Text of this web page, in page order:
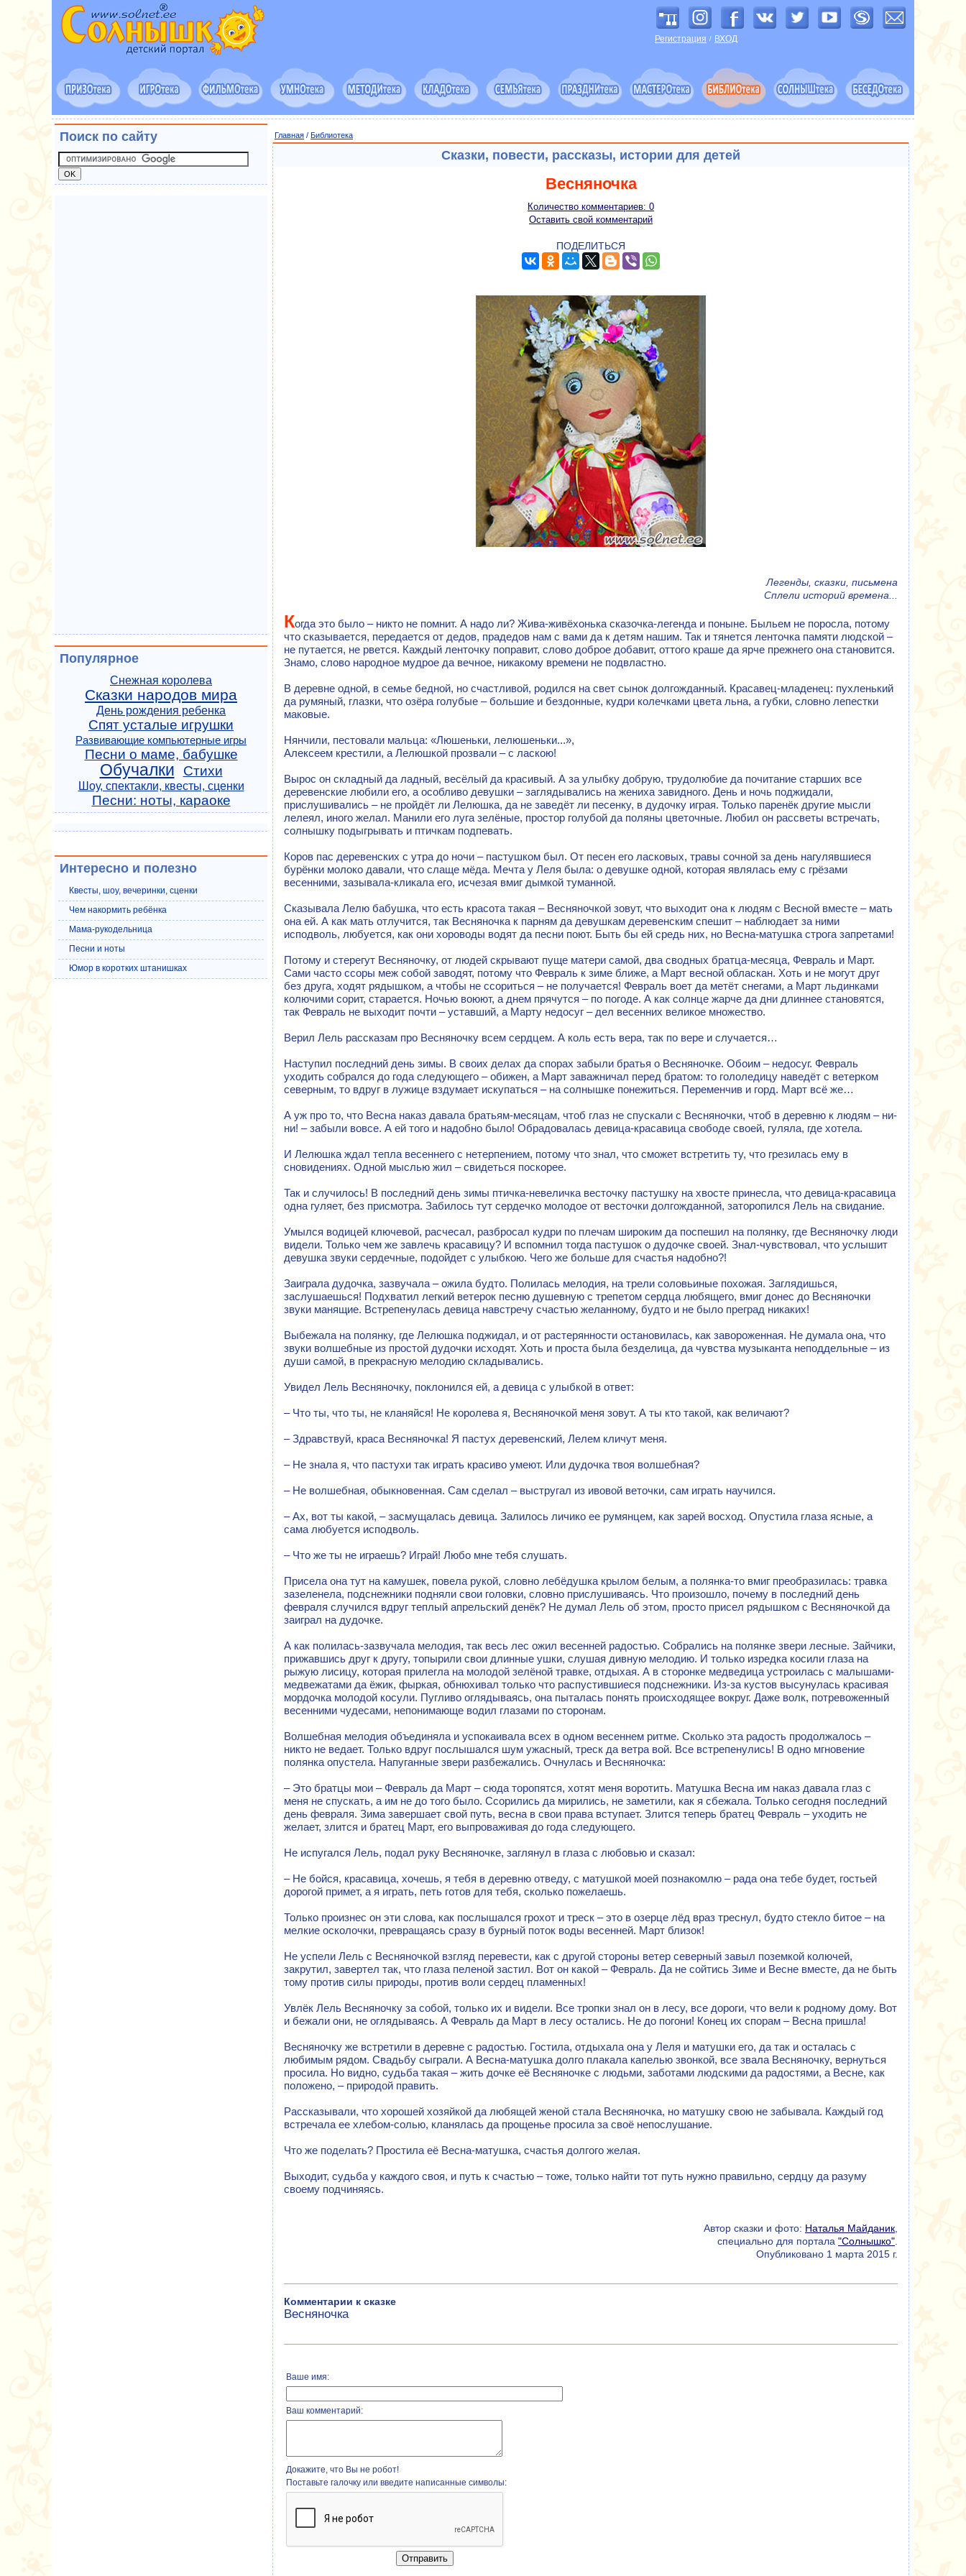
Регистрация / ВХОД
Главная / Библиотека
Сказки, повести, рассказы, истории для детей
Весняночка
Количество комментариев: 0
Оставить свой комментарий
ПОДЕЛИТЬСЯ
Легенды, сказки, письмена
Сплели историй времена...
Когда это было – никто не помнит. А надо ли? Жива-живёхонька сказочка-легенда и поныне. Быльем не поросла, потому
что сказывается, передается от дедов, прадедов нам с вами да к детям нашим. Так и тянется ленточка памяти людской –
не путается, не рвется. Каждый ленточку поправит, слово доброе добавит, оттого краше да ярче прежнего она становится.
Знамо, слово народное мудрое да вечное, никакому времени не подвластно.
В деревне одной, в семье бедной, но счастливой, родился на свет сынок долгожданный. Красавец-младенец: пухленький
да румяный, глазки, что озёра голубые – большие и бездонные, кудри колечками цвета льна, а губки, словно лепестки
маковые.
Нянчили, пестовали мальца: «Люшеньки, лелюшеньки...»,
Алексеем крестили, а Лелюшкой прозвали – с ласкою!
Вырос он складный да ладный, весёлый да красивый. А за улыбку добрую, трудолюбие да почитание старших все
деревенские любили его, а особливо девушки – заглядывались на жениха завидного. День и ночь поджидали,
прислушивались – не пройдёт ли Лелюшка, да не заведёт ли песенку, в дудочку играя. Только паренёк другие мысли
лелеял, иного желал. Манили его луга зелёные, простор голубой да поляны цветочные. Любил он рассветы встречать,
солнышку подыгрывать и птичкам подпевать.
Коров пас деревенских с утра до ночи – пастушком был. От песен его ласковых, травы сочной за день нагулявшиеся
бурёнки молоко давали, что слаще мёда. Мечта у Леля была: о девушке одной, которая являлась ему с грёзами
весенними, зазывала-кликала его, исчезая вмиг дымкой туманной.
Сказывала Лелю бабушка, что есть красота такая – Весняночкой зовут, что выходит она к людям с Весной вместе – мать
она ей. А как мать отлучится, так Весняночка к парням да девушкам деревенским спешит – наблюдает за ними
исподволь, любуется, как они хороводы водят да песни поют. Быть бы ей средь них, но Весна-матушка строга запретами!
Потому и стерегут Весняночку, от людей скрывают пуще матери самой, два сводных братца-месяца, Февраль и Март.
Сами часто ссоры меж собой заводят, потому что Февраль к зиме ближе, а Март весной обласкан. Хоть и не могут друг
без друга, ходят рядышком, а чтобы не ссориться – не получается! Февраль воет да метёт снегами, а Март льдинками
колючими сорит, старается. Ночью воюют, а днем прячутся – по погоде. А как солнце жарче да дни длиннее становятся,
так Февраль не выходит почти – уставший, а Марту недосуг – дел весенних великое множество.
Верил Лель рассказам про Весняночку всем сердцем. А коль есть вера, так по вере и случается…
Наступил последний день зимы. В своих делах да спорах забыли братья о Весняночке. Обоим – недосуг. Февраль
уходить собрался до года следующего – обижен, а Март заважничал перед братом: то гололедицу наведёт с ветерком
северным, то вдруг в лужице вздумает искупаться – на солнышке понежиться. Переменчив и горд. Март всё же…
А уж про то, что Весна наказ давала братьям-месяцам, чтоб глаз не спускали с Весняночки, чтоб в деревню к людям – ни-
ни! – забыли вовсе. А ей того и надобно было! Обрадовалась девица-красавица свободе своей, гуляла, где хотела.
И Лелюшка ждал тепла весеннего с нетерпением, потому что знал, что сможет встретить ту, что грезилась ему в
сновидениях. Одной мыслью жил – свидеться поскорее.
Так и случилось! В последний день зимы птичка-невеличка весточку пастушку на хвосте принесла, что девица-красавица
одна гуляет, без присмотра. Забилось тут сердечко молодое от весточки долгожданной, заторопился Лель на свидание.
Умылся водицей ключевой, расчесал, разбросал кудри по плечам широким да поспешил на полянку, где Весняночку люди
видели. Только чем же завлечь красавицу? И вспомнил тогда пастушок о дудочке своей. Знал-чувствовал, что услышит
девушка звуки сердечные, подойдет с улыбкою. Чего же больше для счастья надобно?!
Заиграла дудочка, зазвучала – ожила будто. Полилась мелодия, на трели соловьиные похожая. Заглядишься,
заслушаешься! Подхватил легкий ветерок песню душевную с трепетом сердца любящего, вмиг донес до Весняночки
звуки манящие. Встрепенулась девица навстречу счастью желанному, будто и не было преград никаких!
Выбежала на полянку, где Лелюшка поджидал, и от растерянности остановилась, как завороженная. Не думала она, что
звуки волшебные из простой дудочки исходят. Хоть и проста была безделица, да чувства музыканта неподдельные – из
души самой, в прекрасную мелодию складывались.
Увидел Лель Весняночку, поклонился ей, а девица с улыбкой в ответ:
– Что ты, что ты, не кланяйся! Не королева я, Весняночкой меня зовут. А ты кто такой, как величают?
– Здравствуй, краса Весняночка! Я пастух деревенский, Лелем кличут меня.
– Не знала я, что пастухи так играть красиво умеют. Или дудочка твоя волшебная?
– Не волшебная, обыкновенная. Сам сделал – выстругал из ивовой веточки, сам играть научился.
– Ах, вот ты какой, – засмущалась девица. Залилось личико ее румянцем, как зарей восход. Опустила глаза ясные, а
сама любуется исподволь.
– Что же ты не играешь? Играй! Любо мне тебя слушать.
Присела она тут на камушек, повела рукой, словно лебёдушка крылом белым, а полянка-то вмиг преобразилась: травка
зазеленела, подснежники подняли свои головки, словно прислушиваясь. Что произошло, почему в последний день
февраля случился вдруг теплый апрельский денёк? Не думал Лель об этом, просто присел рядышком с Весняночкой да
заиграл на дудочке.
А как полилась-зазвучала мелодия, так весь лес ожил весенней радостью. Собрались на полянке звери лесные. Зайчики,
прижавшись друг к другу, топырили свои длинные ушки, слушая дивную мелодию. И только изредка косили глаза на
рыжую лисицу, которая прилегла на молодой зелёной травке, отдыхая. А в сторонке медведица устроилась с малышами-
медвежатами да ёжик, фыркая, обнюхивал только что распустившиеся подснежники. Из-за кустов высунулась красивая
мордочка молодой косули. Пугливо оглядываясь, она пыталась понять происходящее вокруг. Даже волк, потревоженный
весенними чудесами, непонимающе водил глазами по сторонам.
Волшебная мелодия объединяла и успокаивала всех в одном весеннем ритме. Сколько эта радость продолжалось –
никто не ведает. Только вдруг послышался шум ужасный, треск да ветра вой. Все встрепенулись! В одно мгновение
полянка опустела. Напуганные звери разбежались. Очнулась и Весняночка:
– Это братцы мои – Февраль да Март – сюда торопятся, хотят меня воротить. Матушка Весна им наказ давала глаз с
меня не спускать, а им не до того было. Ссорились да мирились, не заметили, как я сбежала. Только сегодня последний
день февраля. Зима завершает свой путь, весна в свои права вступает. Злится теперь братец Февраль – уходить не
желает, злится и братец Март, его выпроваживая до года следующего.
Не испугался Лель, подал руку Весняночке, заглянул в глаза с любовью и сказал:
– Не бойся, красавица, хочешь, я тебя в деревню отведу, с матушкой моей познакомлю – рада она тебе будет, гостьей
дорогой примет, а я играть, петь готов для тебя, сколько пожелаешь.
Только произнес он эти слова, как послышался грохот и треск – это в озерце лёд враз треснул, будто стекло битое – на
мелкие осколочки, превращаясь сразу в бурный поток воды весенней. Март близок!
Не успели Лель с Весняночкой взгляд перевести, как с другой стороны ветер северный завыл поземкой колючей,
закрутил, завертел так, что глаза пеленой застил. Вот он какой – Февраль. Да не сойтись Зиме и Весне вместе, да не быть
тому против силы природы, против воли сердец пламенных!
Увлёк Лель Весняночку за собой, только их и видели. Все тропки знал он в лесу, все дороги, что вели к родному дому. Вот
и бежали они, не оглядываясь. А Февраль да Март в лесу остались. Не до погони! Конец их спорам – Весна пришла!
Весняночку же встретили в деревне с радостью. Гостила, отдыхала она у Леля и матушки его, да так и осталась с
любимым рядом. Свадьбу сыграли. А Весна-матушка долго плакала капелью звонкой, все звала Весняночку, вернуться
просила. Но видно, судьба такая – жить дочке её Весняночке с людьми, заботами людскими да радостями, а Весне, как
положено, – природой править.
Рассказывали, что хорошей хозяйкой да любящей женой стала Весняночка, но матушку свою не забывала. Каждый год
встречала ее хлебом-солью, кланялась да прощенье просила за своё непослушание.
Что же поделать? Простила её Весна-матушка, счастья долгого желая.
Выходит, судьба у каждого своя, и путь к счастью – тоже, только найти тот путь нужно правильно, сердцу да разуму
своему подчиняясь.
Автор сказки и фото: Наталья Майданик,
специально для портала "Солнышко".
Опубликовано 1 марта 2015 г.
Комментарии к сказке
Весняночка
Ваше имя:
Ваш комментарий:
Докажите, что Вы не робот!
Поставьте галочку или введите написанные символы:
Поиск по сайту
Популярное
Снежная королева
Сказки народов мира
День рождения ребенка
Спят усталые игрушки
Развивающие компьютерные игры
Песни о маме, бабушке
Обучалки Стихи
Шоу, спектакли, квесты, сценки
Песни: ноты, караоке
Интересно и полезно
Квесты, шоу, вечеринки, сценки
Чем накормить ребёнка
Мама-рукодельница
Песни и ноты
Юмор в коротких штанишках